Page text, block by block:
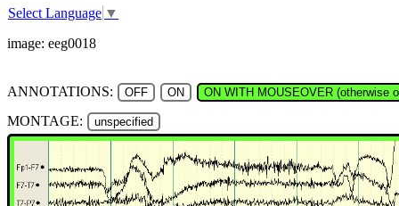
Select Language ▼
image: eeg0018
ANNOTATIONS: OFF ON ON WITH MOUSEOVER (otherwise
MONTAGE: unspecified